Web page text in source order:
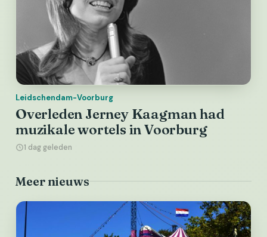
Leidschendam-Voorburg
Overleden Jerney Kaagman had
muzikale wortels in Voorburg
1 dag geleden
Meer nieuws